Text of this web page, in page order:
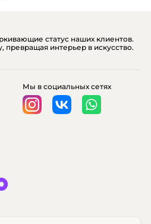
статус наших клиентов.
интерьер в искусство.
Мы в социальных сетях